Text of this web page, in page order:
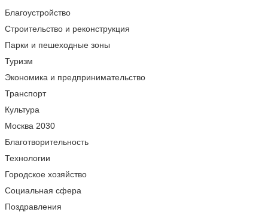
Благоустройство
Строительство и реконструкция
Парки и пешеходные зоны
Туризм
Экономика и предпринимательство
Транспорт
Культура
Москва 2030
Благотворительность
Технологии
Городское хозяйство
Социальная сфера
Поздравления